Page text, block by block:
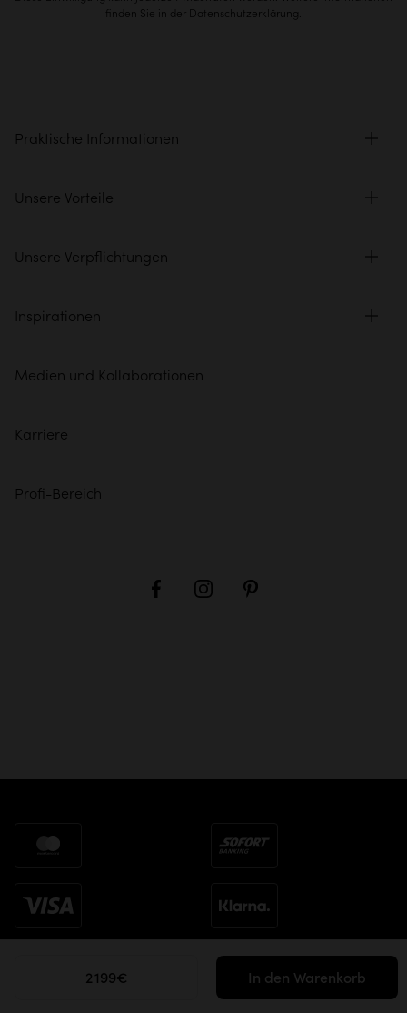
2 199€ In den Warenkorb
finden Sie in der Datenschutzerklärung.
Praktische Informationen
Unsere Vorteile
Unsere Verpflichtungen
Inspirationen
Medien und Kollaborationen
Karriere
Profi-Bereich